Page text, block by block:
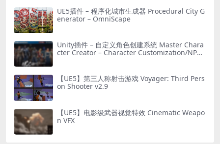
UE5插件 – 程序化城市生成器 Procedural City G
enerator – OmniScape
Unity插件 – 自定义角色创建系统 Master Chara
cter Creator – Character Customization/NPC
【UE5】第三人称射击游戏 Voyager: Third Pers
on Shooter v2.9
【UE5】电影级武器视觉特效 Cinematic Weapo
n VFX